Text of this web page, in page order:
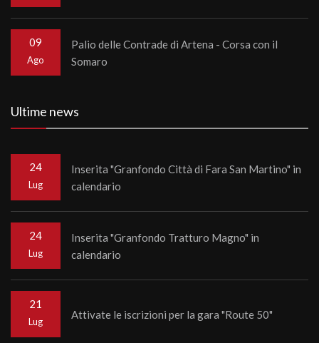
09
Ago
Palio delle Contrade di Artena - Corsa con il
Somaro
Ultime news
24
Lug
Inserita "Granfondo Città di Fara San Martino" in
calendario
24
Lug
Inserita "Granfondo Tratturo Magno" in
calendario
21
Lug
Attivate le iscrizioni per la gara "Route 50"